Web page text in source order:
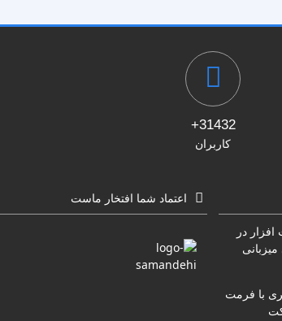
31432+
کاربران
در
با فرمت
اعتماد شما افتخار ماست